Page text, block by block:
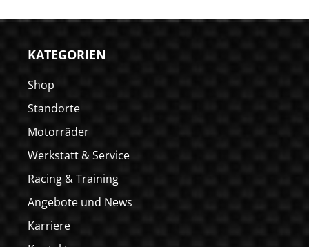
KATEGORIEN
Shop
Standorte
Motorräder
Werkstatt & Service
Racing & Training
Angebote und News
Karriere